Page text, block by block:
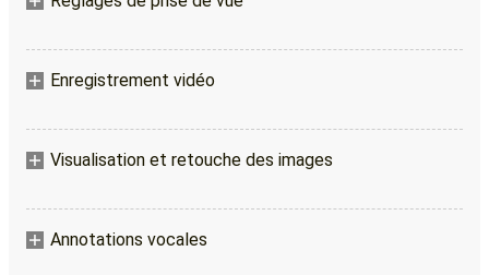
Enregistrement vidéo
Visualisation et retouche des images
Annotations vocales